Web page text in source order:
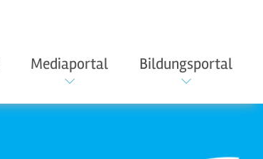
Mediaportal Bildungsportal